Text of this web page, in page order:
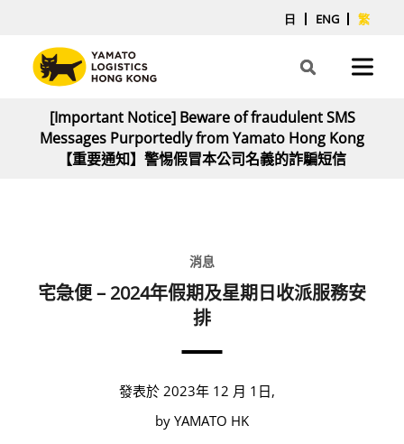
[Important Notice] Beware of fraudulent SMS
Messages Purportedly from Yamato Hong Kong
【重要通知】警惕假冒本公司名義的詐騙短信
日 ENG 繁
消息
宅急便 – 2024年假期及星期日收派服務安
排
發表於 2023年 12 月 1日,
by YAMATO HK